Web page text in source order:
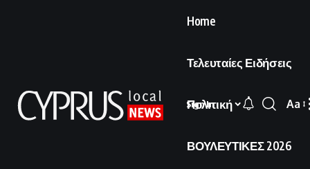
Home
Τελευταίες Ειδήσεις
Πολιτική
ΒΟΥΛΕΥΤΙΚΕΣ 2026
Sign In
Font
Aa